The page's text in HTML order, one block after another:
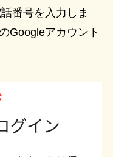
番号を入力しま
Googleアカウント